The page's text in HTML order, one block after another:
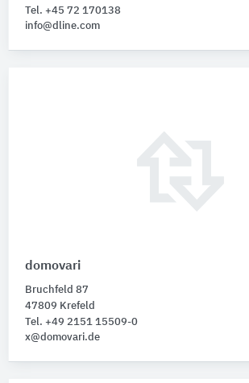
Tel. +45 72 170138
info@dline.com
domovari
Bruchfeld 87
47809 Krefeld
Tel. +49 2151 15509-0
x@domovari.de